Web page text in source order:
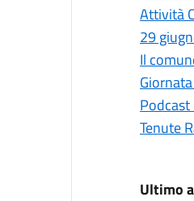
Attività
29
Il
Tenute
Ultimo